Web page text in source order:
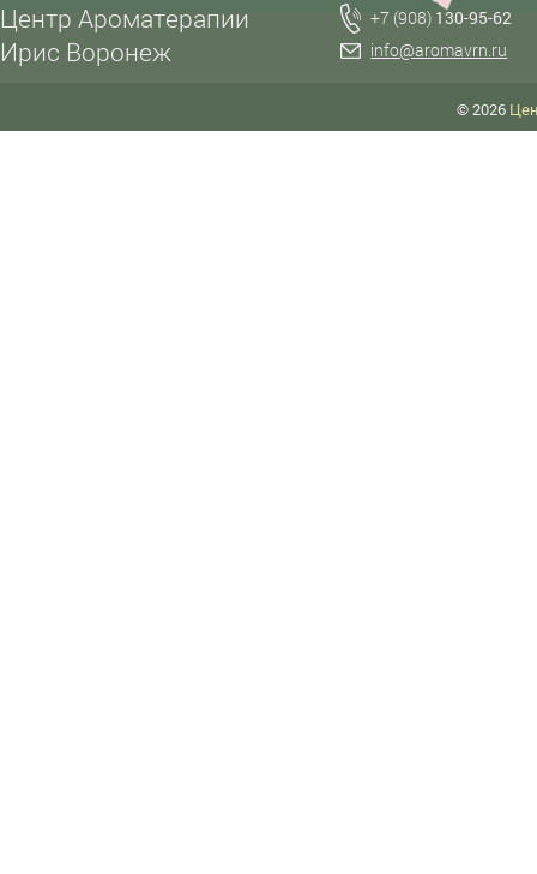
Центр Ароматерапии
Ирис Воронеж
+7 (908) 130-95-62
info@aromavrn.ru
© 2026